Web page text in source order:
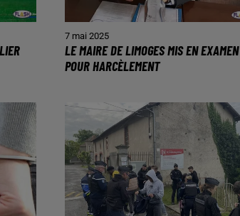
7 mai 2025
LE MAIRE DE LIMOGES MIS EN EXAMEN
POUR HARCÈLEMENT